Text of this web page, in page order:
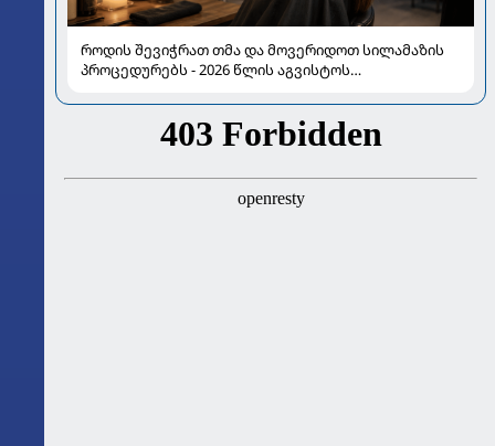
როდის შევიჭრათ თმა და მოვერიდოთ სილამაზის
პროცედურებს - 2026 წლის აგვისტოს